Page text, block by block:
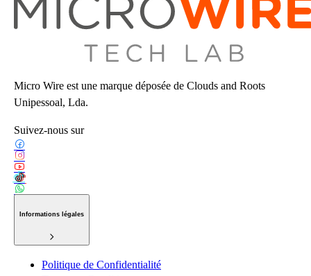
Micro Wire est une marque déposée de Clouds and Roots
Unipessoal, Lda.
Suivez-nous sur
Informations légales
Politique de Confidentialité